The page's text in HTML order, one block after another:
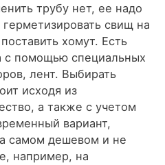
трубу нет, ее надо
свищ на
хомут. Есть
с помощью специальных
лент. Выбирать
исходя из
а также с учетом
вариант,
самом дешевом и не
например, на